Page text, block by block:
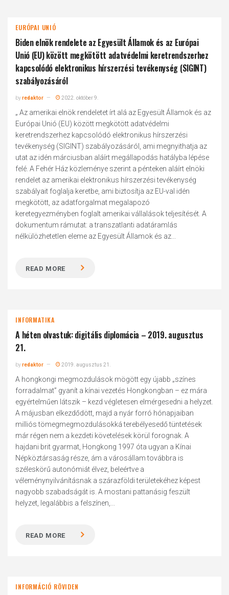
EURÓPAI UNIÓ
Biden elnök rendelete az Egyesült Államok és az Európai
Unió (EU) között megkötött adatvédelmi keretrendszerhez
kapcsolódó elektronikus hírszerzési tevékenység (SIGINT)
szabályozásáról
byredaktor 2022. október 9.
„ Az amerikai elnök rendeletet írt alá az Egyesült Államok és az
Európai Unió (EU) között megkötött adatvédelmi
keretrendszerhez kapcsolódó elektronikus hírszerzési
tevékenység (SIGINT) szabályozásáról, ami megnyithatja az
utat az idén márciusban aláírt megállapodás hatályba lépése
felé. A Fehér Ház közleménye szerint a pénteken aláírt elnöki
rendelet az amerikai elektronikus hírszerzési tevékenység
szabályait foglalja keretbe, ami biztosítja az EU-val idén
megkötött, az adatforgalmat megalapozó
keretegyezményben foglalt amerikai vállalások teljesítését. A
dokumentum rámutat: a transzatlanti adatáramlás
nélkülözhetetlen eleme az Egyesült Államok és az...
READ MORE
INFORMATIKA
A héten olvastuk: digitális diplomácia – 2019. augusztus
21.
byredaktor 2019. augusztus 21.
A hongkongi megmozdulások mögött egy újabb „színes
forradalmat” gyanít a kínai vezetés Hongkongban – ez mára
egyértelműen látszik – kezd végletesen elmérgesedni a helyzet.
A májusban elkezdődött, majd a nyár forró hónapjaiban
milliós tömegmegmozdulásokká terebélyesedő tüntetések
már régen nem a kezdeti követelések körül forognak. A
hajdani brit gyarmat, Hongkong 1997 óta ugyan a Kínai
Népköztársaság része, ám a városállam továbbra is
széleskörű autonómiát élvez, beleértve a
véleménynyilvánításnak a szárazföldi területekéhez képest
nagyobb szabadságát is. A mostani pattanásig feszült
helyzet, legalábbis a felszínen,...
READ MORE
INFORMÁCIÓ RÖVIDEN